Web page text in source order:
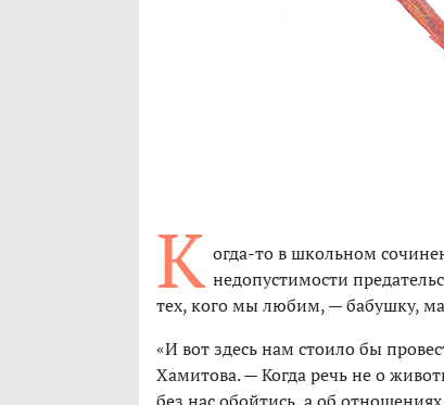
К огда-то в школьном
недопустимости
тех, кого мы любим, — бабушку,
«И вот здесь нам стоило бы
Хамитова. — Когда речь не о